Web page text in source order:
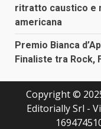
ritratto caustico e
americana
Premio Bianca
Finaliste tra Rock,
Copyright ©
Editorially Srl -